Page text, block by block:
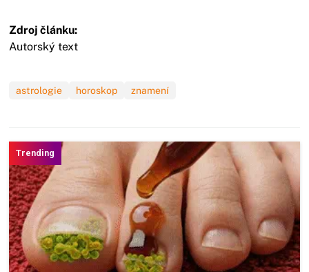
Zdroj článku:
Autorský text
astrologie horoskop znamení